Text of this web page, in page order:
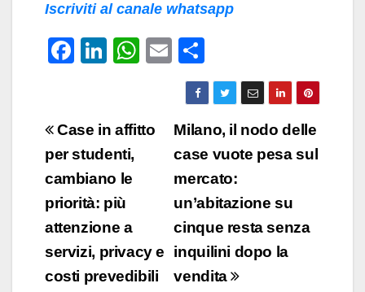
Iscriviti al canale whatsapp
F
e
b
o
o
k
Li
e
dI
n
W
s
E
m
ail
o
n
di
vi
di
Navigazione
articoli
Milano, il nodo delle
case vuote pesa sul
mercato:
un’abitazione su
cinque resta senza
inquilini dopo la
vendita
Case in affitto
per studenti,
cambiano le
priorità: più
attenzione a
servizi, privacy e
costi prevedibili